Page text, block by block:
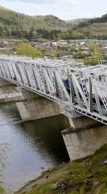
Здоровье
13.05.2026 14:10460